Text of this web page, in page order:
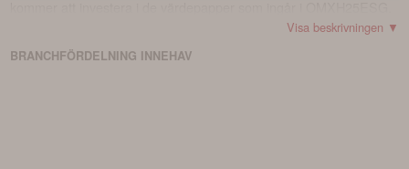
Dessutom kan fonden investera i värdepapper som ligger nära
Visa beskrivningen ▼
BRANCHFÖRDELNING INNEHAV